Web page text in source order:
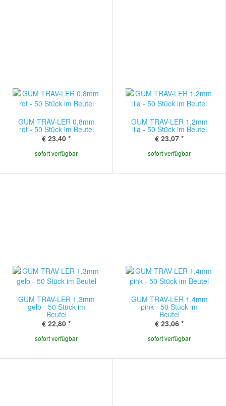
GUM TRAV-LER 0,8mm
rot - 50 Stück im Beutel
€ 23,40 *
sofort verfügbar
GUM TRAV-LER 1,2mm
lila - 50 Stück im Beutel
€ 23,07 *
sofort verfügbar
GUM TRAV-LER 1,3mm
gelb - 50 Stück im
Beutel
€ 22,80 *
sofort verfügbar
GUM TRAV-LER 1,4mm
pink - 50 Stück im
Beutel
€ 23,06 *
sofort verfügbar